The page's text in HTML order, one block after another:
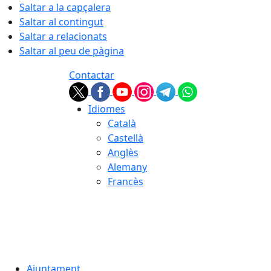
Saltar a la capçalera
Saltar al contingut
Saltar a relacionats
Saltar al peu de pàgina
Contactar
Idiomes
Català
Castellà
Anglès
Alemany
Francès